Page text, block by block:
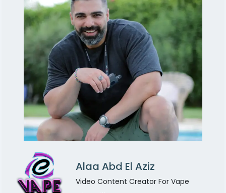
Alaa Abd El Aziz
Video Content Creator For Vape